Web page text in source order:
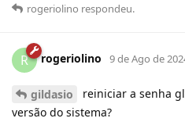
rogeriolino respondeu.
R rogeriolino 9 de Ago de
gildasio
reiniciar a senha
versão do sistema?